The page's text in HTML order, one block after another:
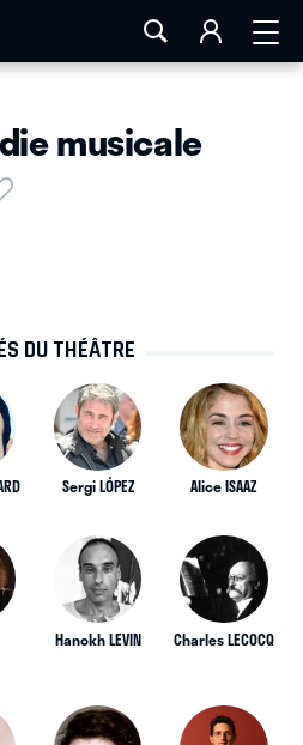
LA ROCHELLE
musicale
DU THÉÂTRE
Sergi LÓPEZ Alice ISAAZ
Hanokh LEVIN Charles LECOCQ